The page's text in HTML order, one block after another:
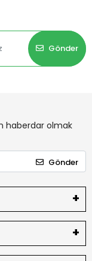
Gönder
haberdar olmak
Gönder